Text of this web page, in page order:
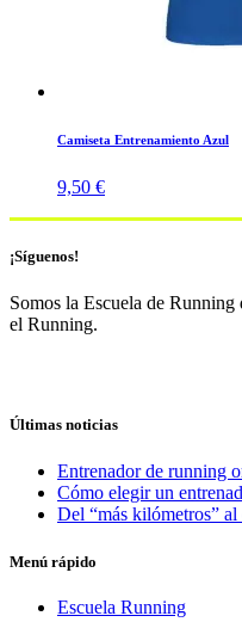
Camiseta Entrenamiento Azul
9,50 €
¡Síguenos!
Somos la Escuela de
el Running.
Últimas noticias
Entrenador de running
Cómo elegir un
Del “más kilómetros”
Menú rápido
Escuela Running